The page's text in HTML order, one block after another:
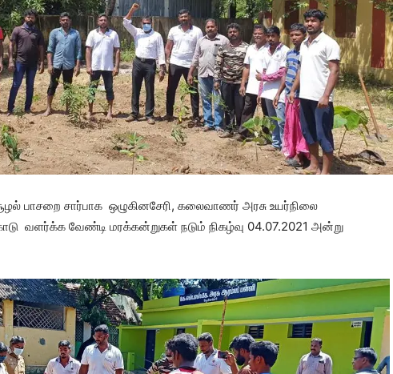
பாசறை சார்பாக ஒழுகினசேரி, கலைவாணர் அரசு உயர்நிலை
வளர்க்க வேண்டி மரக்கன்றுகள் நடும் நிகழ்வு 04.07.2021 அன்று